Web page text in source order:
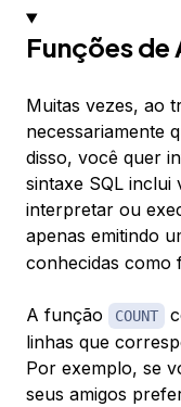
Funções
Muitas vezes, ao
necessariamente
disso, você quer
sintaxe SQL inclui
interpretar ou
apenas emitindo
conhecidas como
A função COUNT
linhas que
Por exemplo, se
seus amigos